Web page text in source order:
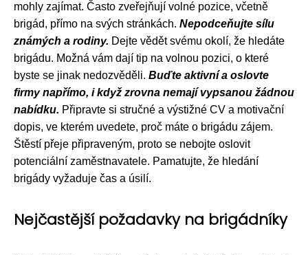
mohly zajímat. Často zveřejňují volné pozice, včetně
brigád, přímo na svých stránkách. Nepodceňujte sílu
známých a rodiny. Dejte vědět svému okolí, že hledáte
brigádu. Možná vám dají tip na volnou pozici, o které
byste se jinak nedozvěděli. Buďte aktivní a oslovte
firmy napřímo, i když zrovna nemají vypsanou žádnou
nabídku. Připravte si stručné a výstižné CV a motivační
dopis, ve kterém uvedete, proč máte o brigádu zájem.
Štěstí přeje připraveným, proto se nebojte oslovit
potenciální zaměstnavatele. Pamatujte, že hledání
brigády vyžaduje čas a úsilí.
Nejčastější požadavky na brigádníky